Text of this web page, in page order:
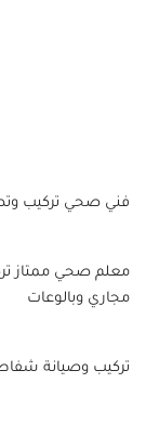
فني صحي تركيب
معلم صحي ممتاز
مجاري وبالوعات
تركيب وصيانة